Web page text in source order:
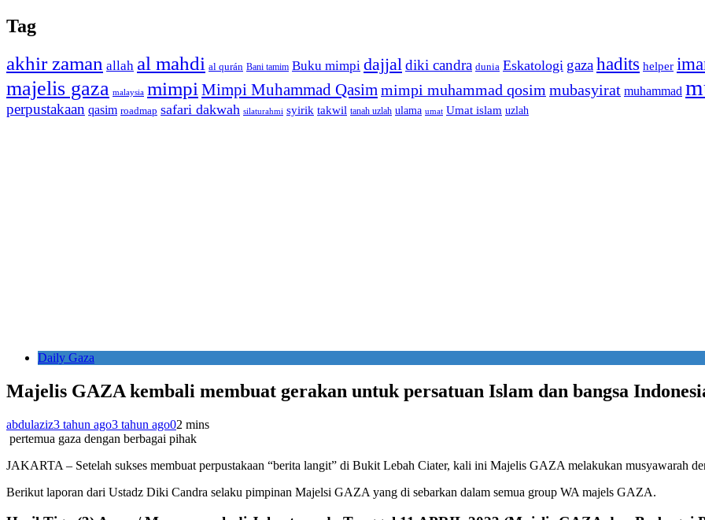
Tag
akhir zaman allah al mahdi al qurán Bani tamim Buku mimpi dajjal diki candra dunia Eskatologi gazahadits helper
majelis gaza malaysia mimpi Mimpi Muhammad Qasim mimpi muhammad qosim mubasyirat muhammad
perpustakaan qasim roadmap safari dakwah silaturahmi syirik takwil tanah uzlah ulama umat Umat islam uzlah
Daily Gaza
Majelis GAZA kembali membuat gerakan untuk persatuan Islam dan bangsa
abdulaziz3 tahun ago3 tahun ago02 mins
pertemua gaza dengan berbagai pihak
JAKARTA – Setelah sukses membuat perpustakaan “berita langit” di Bukit Lebah Ciater, kali ini Majelis GAZA melakukan musyawarah
Berikut laporan dari Ustadz Diki Candra selaku pimpinan Majelsi GAZA yang di sebarkan dalam semua group WA majels GAZA.